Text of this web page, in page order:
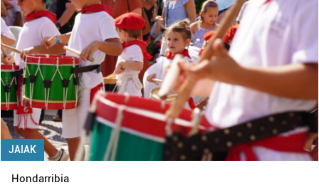
JAIAK
Hondarribia